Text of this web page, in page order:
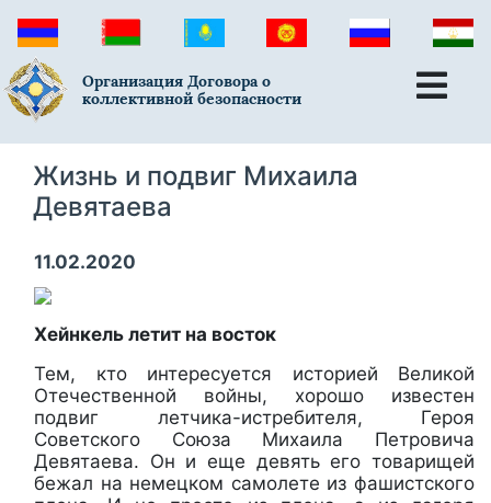
Организация Договора о
коллективной безопасности
Жизнь и подвиг Михаила
Девятаева
11.02.2020
Хейнкель летит на восток
Тем, кто интересуется историей Великой
Отечественной войны, хорошо известен
подвиг летчика-истребителя, Героя
Советского Союза Михаила Петровича
Девятаева. Он и еще девять его товарищей
бежал на немецком самолете из фашистского